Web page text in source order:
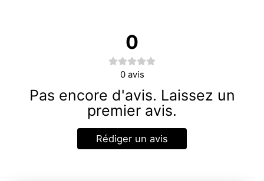
0
0 avis
Pas encore d'avis. Laissez un
premier avis.
Rédiger un avis